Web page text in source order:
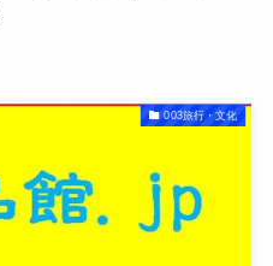
003旅行・文化